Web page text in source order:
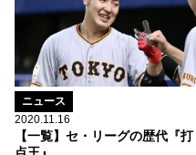
ニュース
2020.11.16
【一覧】セ・リーグの歴代『打
点王』